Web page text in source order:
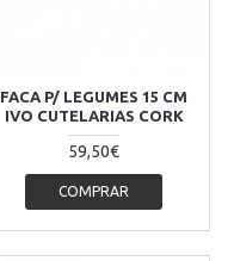
FACA P/ LEGUMES 15 CM
IVO CUTELARIAS CORK
59,50€
COMPRAR